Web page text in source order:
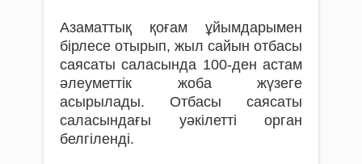
Азаматтық қоғам ұйымдарымен
бірлесе отырып, жыл сайын отбасы
саясаты саласында 100-ден астам
әлеуметтік жоба жүзеге
асырылады. Отбасы саясаты
саласындағы уәкілетті орган
белгіленді.